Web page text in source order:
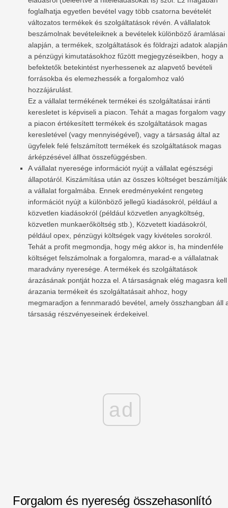
foglalhatja egyetlen bevétel vagy több csatorna bevételét
változatos termékek és szolgáltatások révén. A vállalatok
beszámolnak bevételeiknek a bevételek különböző áramlásai
alapján, a termékek, szolgáltatások és földrajzi adatok
a pénzügyi kimutatásokhoz fűzött megjegyzéseikben, hogy a
befektetők betekintést nyerhessenek az alapvető bevételi
forrásokba és elemezhessék a forgalomhoz való
hozzájárulást.
Ez a vállalat termékének termékei és szolgáltatásai iránti
keresletet is képviseli a piacon. Tehát a magas forgalom vagy
a piacon értékesített termékek és szolgáltatások magas
keresletével (vagy mennyiségével), vagy a társaság által az
ügyfelek felé felszámított termékek és szolgáltatások magas
árképzésével állhat összefüggésben.
A vállalat nyeresége információt nyújt a vállalat egészségi
állapotáról. Kiszámítása után az összes költséget beszámítják
a vállalat forgalmába. Ennek eredményeként rengeteg
információt nyújt a különböző jellegű kiadásokról, például a
közvetlen kiadásokról (például közvetlen anyagköltség,
közvetlen munkaerőköltség stb.), Közvetett kiadásokról,
például opex, pénzügyi költségek vagy kivételes sorokról.
Tehát a profit megmondja, hogy még akkor is, ha mindenféle
költséget felszámolnak a forgalomra, marad-e a vállalatnak
maradvány nyeresége. A termékek és szolgáltatások
árazásának pontját hozza el. A társaságnak elég magasra kell
árazania termékeit és szolgáltatásait ahhoz, hogy
megmaradjon a fennmaradó bevétel, amely összhangban áll
társaság részvényeseinek érdekeivel.
ad
Forgalom és nyereség összehasonlító